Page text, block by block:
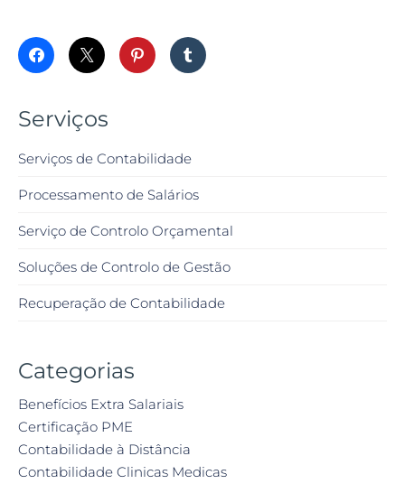
Serviços
Serviços de Contabilidade
Processamento de Salários
Serviço de Controlo Orçamental
Soluções de Controlo de Gestão
Recuperação de Contabilidade
Categorias
Benefícios Extra Salariais
Certificação PME
Contabilidade à Distância
Contabilidade Clinicas Medicas